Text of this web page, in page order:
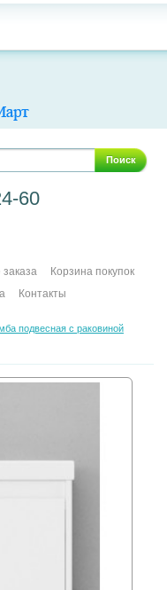
Поиск
60
Корзина покупок
Контакты
подвесная с раковиной